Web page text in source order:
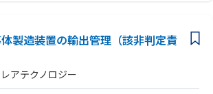
受けており、半導体エッチング装置において世界N
を持っています。当社を世界トップクラスの企業
は、お客様のニーズにマッチしたソリューションを
技術力」に加えて、ボーダレスに連携するチームワ
やバックグラウンドを持った社員がお互いのアイデ
務経験をお持ちの方
管理能力尚可
理解し、実践できる方
持ちの方尚可
体製造装置の輸出管理（該非判定責
アテクノロジー